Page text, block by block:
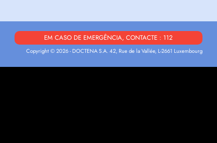
EM CASO DE EMERGÊNCIA, CONTACTE : 112
Copyright © 2026 - DOCTENA S.A. 42, Rue de la Vallée, L-2661 Luxembourg